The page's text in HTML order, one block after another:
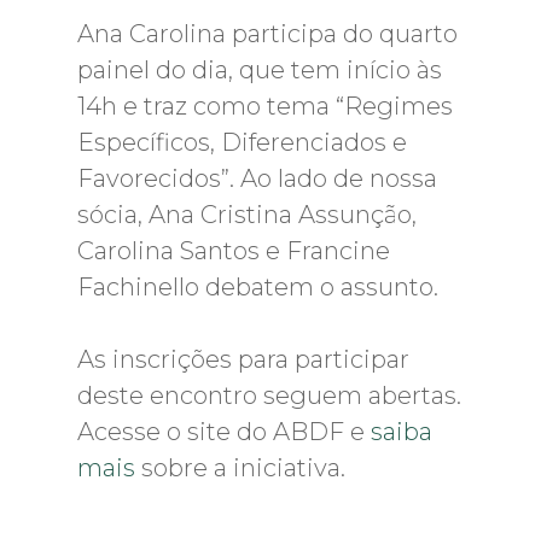
Ana Carolina participa do quarto
painel do dia, que tem início às
14h e traz como tema “Regimes
Específicos, Diferenciados e
Favorecidos”. Ao lado de nossa
sócia, Ana Cristina Assunção,
Carolina Santos e Francine
Fachinello debatem o assunto.
As inscrições para participar
deste encontro seguem abertas.
Acesse o site do ABDF e saiba
mais sobre a iniciativa.